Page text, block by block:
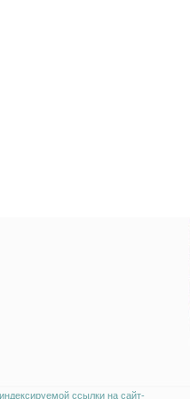
ссылки на сайт-